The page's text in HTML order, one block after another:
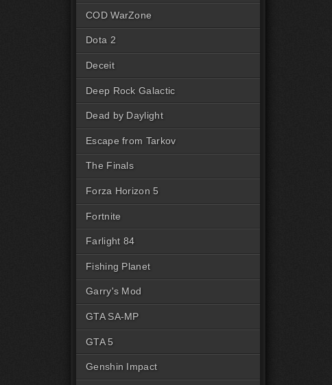
COD WarZone
Dota 2
Deceit
Deep Rock Galactic
Dead by Daylight
Escape from Tarkov
The Finals
Forza Horizon 5
Fortnite
Farlight 84
Fishing Planet
Garry's Mod
GTA SA-MP
GTA 5
Genshin Impact